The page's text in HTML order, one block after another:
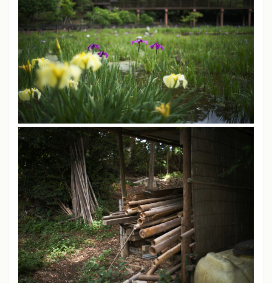
JPEG撮りっぱなし